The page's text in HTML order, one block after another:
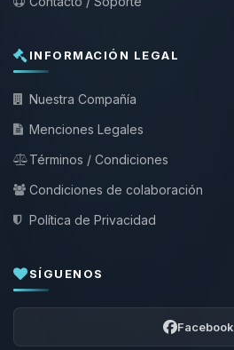
INFORMACIÓN LEGAL
Nuestra Compañía
Menciones Legales
Términos / Condiciones
Condiciones de colaboración
Política de Privacidad
SÍGUENOS
Facebook